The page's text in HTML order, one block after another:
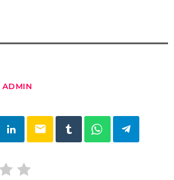
ADMIN
email